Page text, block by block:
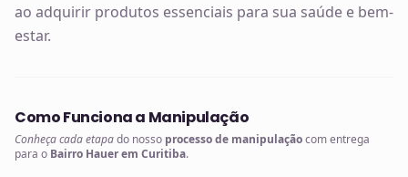
ao adquirir produtos essenciais para sua saúde e bem-
estar.
Como Funciona a Manipulação
Conheça cada etapado nosso processo de manipulaçãocom entrega
para o Bairro Hauer em Curitiba.